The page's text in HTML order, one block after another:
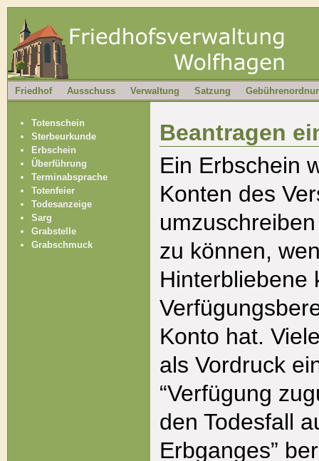
Friedhof Ausschuss Verwaltung Satzung
Totenschein
Sterbeurkunde
Erbschein
Überführung
Terminabsprache
Totenfeier
Todesanzeige
Sarg
Grabstelle
Grabschmuck
Beantragen
Ein Erbschein
Konten des
zu können,
Hinterbliebene
Konto hat.
als Vordruck
“Verfügung
den Todesfall
Erbganges”